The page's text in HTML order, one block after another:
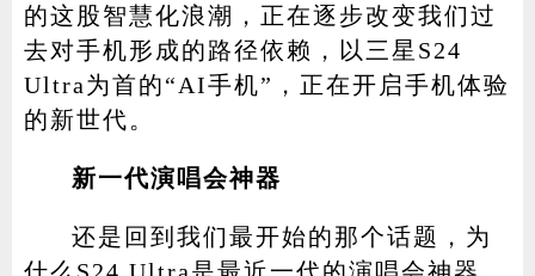
的这股智慧化浪潮，正在逐步改变我们过
去对手机形成的路径依赖，以三星S24
Ultra为首的“AI手机”，正在开启手机体验
的新世代。
新一代演唱会神器
还是回到我们最开始的那个话题，为